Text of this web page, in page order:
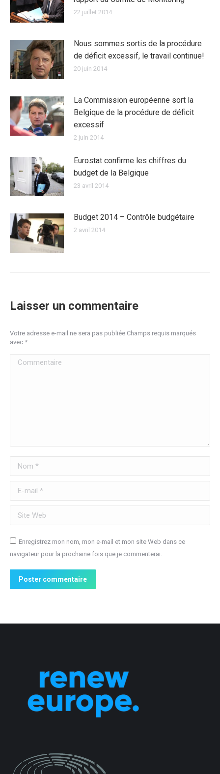
22 juillet 2014
Nous sommes sortis de la procédure
de déficit excessif, le travail continue!
20 juin 2014
La Commission européenne sort la
Belgique de la procédure de déficit
excessif
2 juin 2014
Eurostat confirme les chiffres du
budget de la Belgique
23 avril 2014
Budget 2014 – Contrôle budgétaire
2 avril 2014
Laisser un commentaire
Votre adresse e-mail ne sera pas publiée Champs requis marqués
avec *
Commentaire
Nom *
E-mail *
Site Web
Enregistrez mon nom, mon e-mail et mon site Web dans ce
navigateur pour la prochaine fois que je commenterai.
Poster commentaire